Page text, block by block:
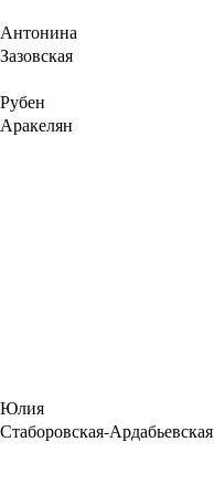
Антонина
Зазовская
Рубен
Аракелян
Юлия
Стаборовская-Ардабьевская